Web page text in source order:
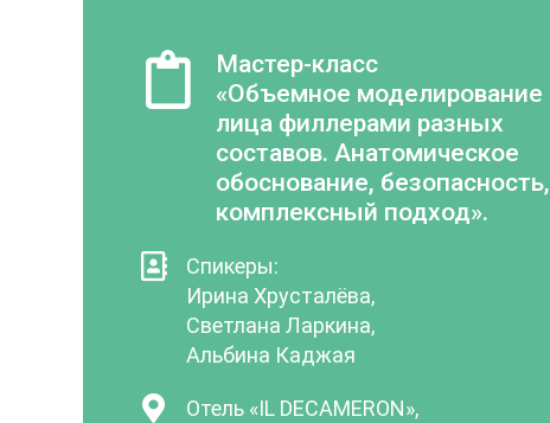
Мастер-класс
«Объемное моделирование
лица филлерами разных
составов. Анатомическое
обоснование, безопасность,
комплексный подход».
Спикеры:
Ирина Хрусталёва,
Светлана Ларкина,
Альбина Каджая
Отель «IL DECAMERON»,